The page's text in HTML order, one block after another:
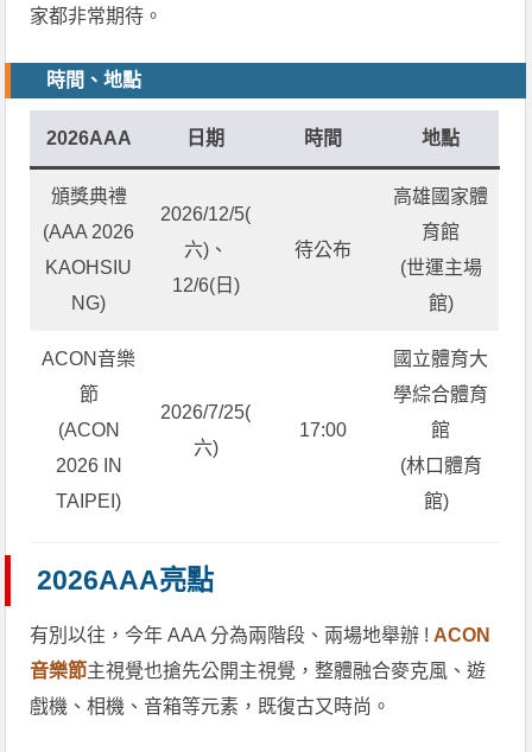
家都非常期待。
時間、地點
2026AAA 日期 時間 地點
頒獎典禮
(AAA 2026
KAOHSIU
NG)
2026/12/5(
六)、
12/6(日)
待公布
高雄國家體
育館
(世運主場
館)
ACON音樂
節
(ACON
2026 IN
TAIPEI)
2026/7/25(
六)
17:00
國立體育大
學綜合體育
館
(林口體育
館)
2026AAA亮點
有別以往，今年 AAA 分為兩階段、兩場地舉辦 ! ACON
音樂節主視覺也搶先公開主視覺，整體融合麥克風、遊
戲機、相機、音箱等元素，既復古又時尚。